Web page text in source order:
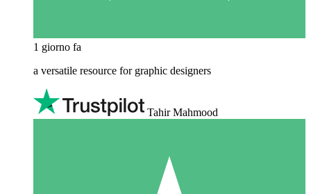
1 giorno fa
a versatile resource for graphic designers
Tahir Mahmood